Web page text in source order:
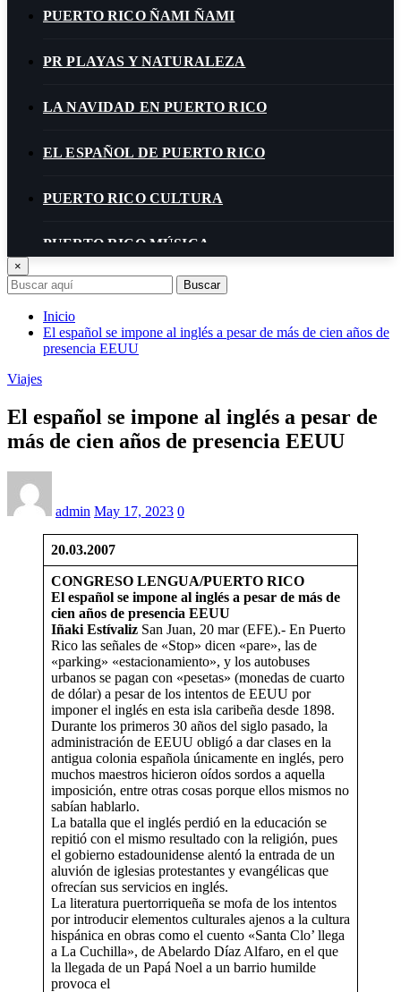
PUERTO RICO ÑAMI ÑAMI
PR PLAYAS Y NATURALEZA
LA NAVIDAD EN PUERTO RICO
EL ESPAÑOL DE PUERTO RICO
PUERTO RICO CULTURA
PUERTO RICO MÚSICA
P. RICO: ECONOMÍA/POLÍTICA/TRIBUNALES
PUERTO RICO SOCIEDAD
PUERTO RICO
EN LA FRONTERA EL PASO/CIUDAD JUÁREZ
STANDING ROCK
BOSTON
BOLIVIA 2020
VENEZUELA
ESPAÑA
ENGLISH
PANAMÁ
PERIODISMO GONZO
DEPORTES
LÍBANO
LEBANON
×
Buscar
Inicio
El español se impone al inglés a pesar de más de cien años de
presencia EEUU
Viajes
El español se impone al inglés a pesar de
más de cien años de presencia EEUU
admin May 17, 2023 0
20.03.2007
CONGRESO LENGUA/PUERTO RICO
El español se impone al inglés a pesar de más de
cien años de presencia EEUU
Iñaki Estívaliz San Juan, 20 mar (EFE).- En Puerto
Rico las señales de «Stop» dicen «pare», las de
«parking» «estacionamiento», y los autobuses
urbanos se pagan con «pesetas» (monedas de cuarto
de dólar) a pesar de los intentos de EEUU por
imponer el inglés en esta isla caribeña desde 1898.
Durante los primeros 30 años del siglo pasado, la
administración de EEUU obligó a dar clases en la
antigua colonia española únicamente en inglés, pero
muchos maestros hicieron oídos sordos a aquella
imposición, entre otras cosas porque ellos mismos no
sabían hablarlo.
La batalla que el inglés perdió en la educación se
repitió con el mismo resultado con la religión, pues
el gobierno estadounidense alentó la entrada de un
aluvión de iglesias protestantes y evangélicas que
ofrecían sus servicios en inglés.
La literatura puertorriqueña se mofa de los intentos
por introducir elementos culturales ajenos a la cultura
hispánica en obras como el cuento «Santa Clo’ llega
a La Cuchilla», de Abelardo Díaz Alfaro, en el que
la llegada de un Papá Noel a un barrio humilde
provoca el